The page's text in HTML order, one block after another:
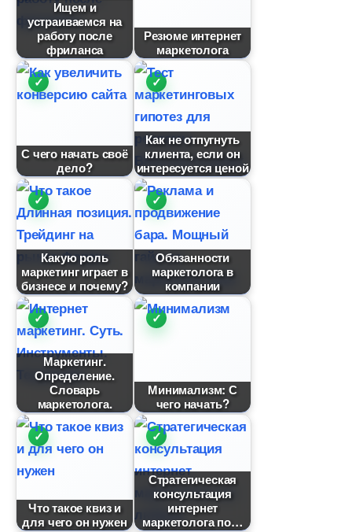
Ищем и
устраиваемся на
работу после
фриланса
Резюме интернет
маркетолога
С чего начать своё
дело?
Как не отпугнуть
клиента, если он
интересуется ценой
Какую роль
маркетинг играет
изнесе и почему?
Обязанности
маркетолога
компании
Маркетинг.
Определение.
Словарь
маркетолога.
Минимализм: С
чего начать?
Что такое квиз и
для чего он нужен
Стратегическая
консультация
интернет
маркетолога по